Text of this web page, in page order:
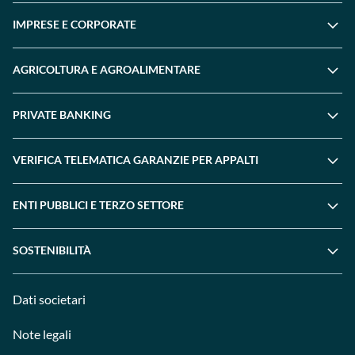
IMPRESE E CORPORATE
AGRICOLTURA E AGROALIMENTARE
PRIVATE BANKING
VERIFICA TELEMATICA GARANZIE PER APPALTI
ENTI PUBBLICI E TERZO SETTORE
SOSTENIBILITÀ
Dati societari
Note legali